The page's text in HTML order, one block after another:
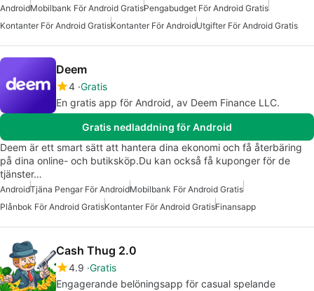
AndroidMobilbank För Android GratisPengabudget För Android Gratis
Kontanter För Android GratisKontanter För AndroidUtgifter För Android Gratis
Deem
4 Gratis
En gratis app för Android, av Deem Finance LLC.
Gratis nedladdning för Android
Deem är ett smart sätt att hantera dina ekonomi och få återbäring
på dina online- och butiksköp.Du kan också få kuponger för de
tjänster…
AndroidTjäna Pengar För AndroidMobilbank För Android Gratis
Plånbok För Android GratisKontanter För Android GratisFinansapp
Cash Thug 2.0
4.9 Gratis
Engagerande belöningsapp för casual spelande